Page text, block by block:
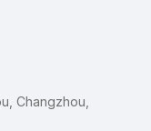
Changzhou,